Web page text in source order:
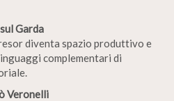
Garda
diventa spazio produttivo e
complementari di
Veronelli